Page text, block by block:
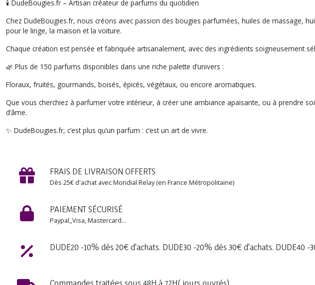
🕯️ DudeBougies.fr – Artisan créateur de parfums du quotidien
Chez DudeBougies.fr, nous créons avec passion des bougies parfumées, huiles de massage,
pour le linge, la maison et la voiture.
Chaque création est pensée et fabriquée artisanalement, avec des ingrédients soigneusement
🌿 Plus de 150 parfums disponibles dans une riche palette d’univers :
Floraux, fruités, gourmands, boisés, épicés, végétaux, ou encore aromatiques.
Que vous cherchiez à parfumer votre intérieur, à créer une ambiance apaisante, ou à prendre
d’âme.
✨ DudeBougies.fr, c’est plus qu’un parfum : c’est un art de vivre.
FRAIS DE LIVRAISON OFFERTS
Dès 25€ d'achat avec Mondial Relay (en France Métropolitaine)
PAIEMENT SÉCURISÉ
Paypal,,Visa, Mastercard...
DUDE20 -10% dès 20€ d'achats. DUDE30 -20% dès 30€ d'achats. DUDE40 -
Commandes traitées sous 48H à 72H( jours ouvrés)